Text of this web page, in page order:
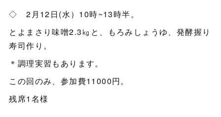
◇ 2月12日(水）10時~13時半。
とよまさり味噌2.3㎏と、もろみしょうゆ、発酵握り
寿司作り。
＊調理実習もあります。
この回のみ、参加費11000円。
残席1名様